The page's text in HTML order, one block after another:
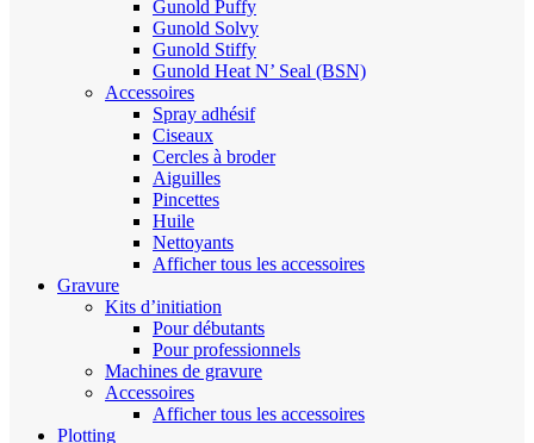
Gunold Puffy
Gunold Solvy
Gunold Stiffy
Gunold Heat N’ Seal (BSN)
Accessoires
Spray adhésif
Ciseaux
Cercles à broder
Aiguilles
Pincettes
Huile
Nettoyants
Afficher tous les accessoires
Gravure
Kits d’initiation
Pour débutants
Pour professionnels
Machines de gravure
Accessoires
Afficher tous les accessoires
Plotting